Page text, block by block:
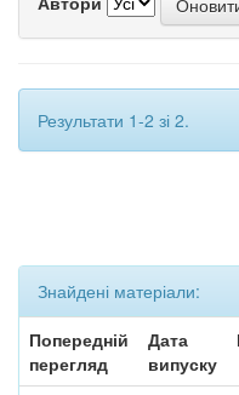
Результати 1-2 зі 2.
Знайдені матеріали:
Попередній
перегляд
Дата
випуску